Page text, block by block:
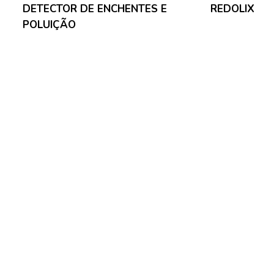
DETECTOR DE ENCHENTES E
POLUIÇÃO
REDOLIX